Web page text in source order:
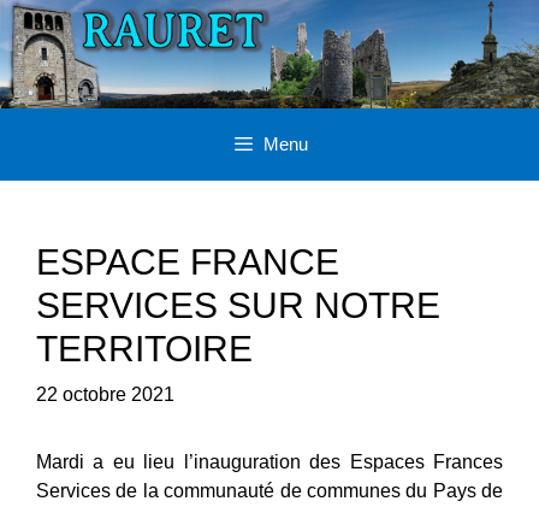
Aller
au
contenu
Menu
ESPACE FRANCE
SERVICES SUR NOTRE
TERRITOIRE
22 octobre 2021
Mardi a eu lieu l’inauguration des Espaces Frances
Services de la communauté de communes du Pays de